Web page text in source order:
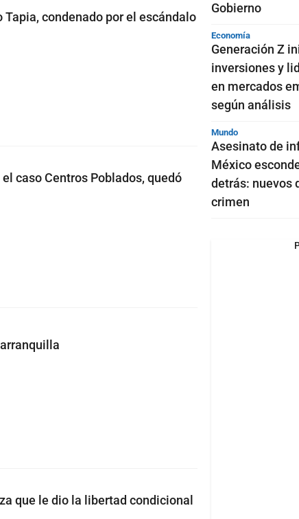
condenado por el escándalo
caso Centros Poblados, quedó
que le dio la libertad condicional
Gobierno
Economía
Generación Z
inversiones y
en mercados
según análisis
Mundo
Asesinato de
México
detrás: nuevos
crimen